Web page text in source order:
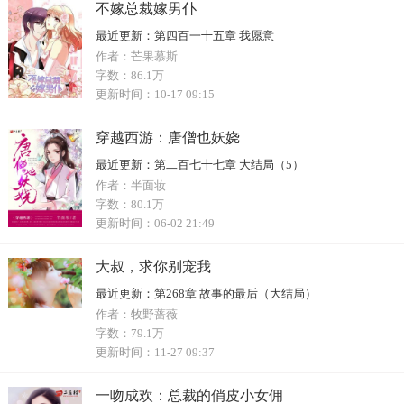
不嫁总裁嫁男仆
最近更新： 第四百一十五章 我愿意
作者： 芒果慕斯
字数： 86.1万
更新时间： 10-17 09:15
穿越西游：唐僧也妖娆
最近更新： 第二百七十七章 大结局（5）
作者： 半面妆
字数： 80.1万
更新时间： 06-02 21:49
大叔，求你别宠我
最近更新： 第268章 故事的最后（大结局）
作者： 牧野蔷薇
字数： 79.1万
更新时间： 11-27 09:37
一吻成欢：总裁的俏皮小女佣